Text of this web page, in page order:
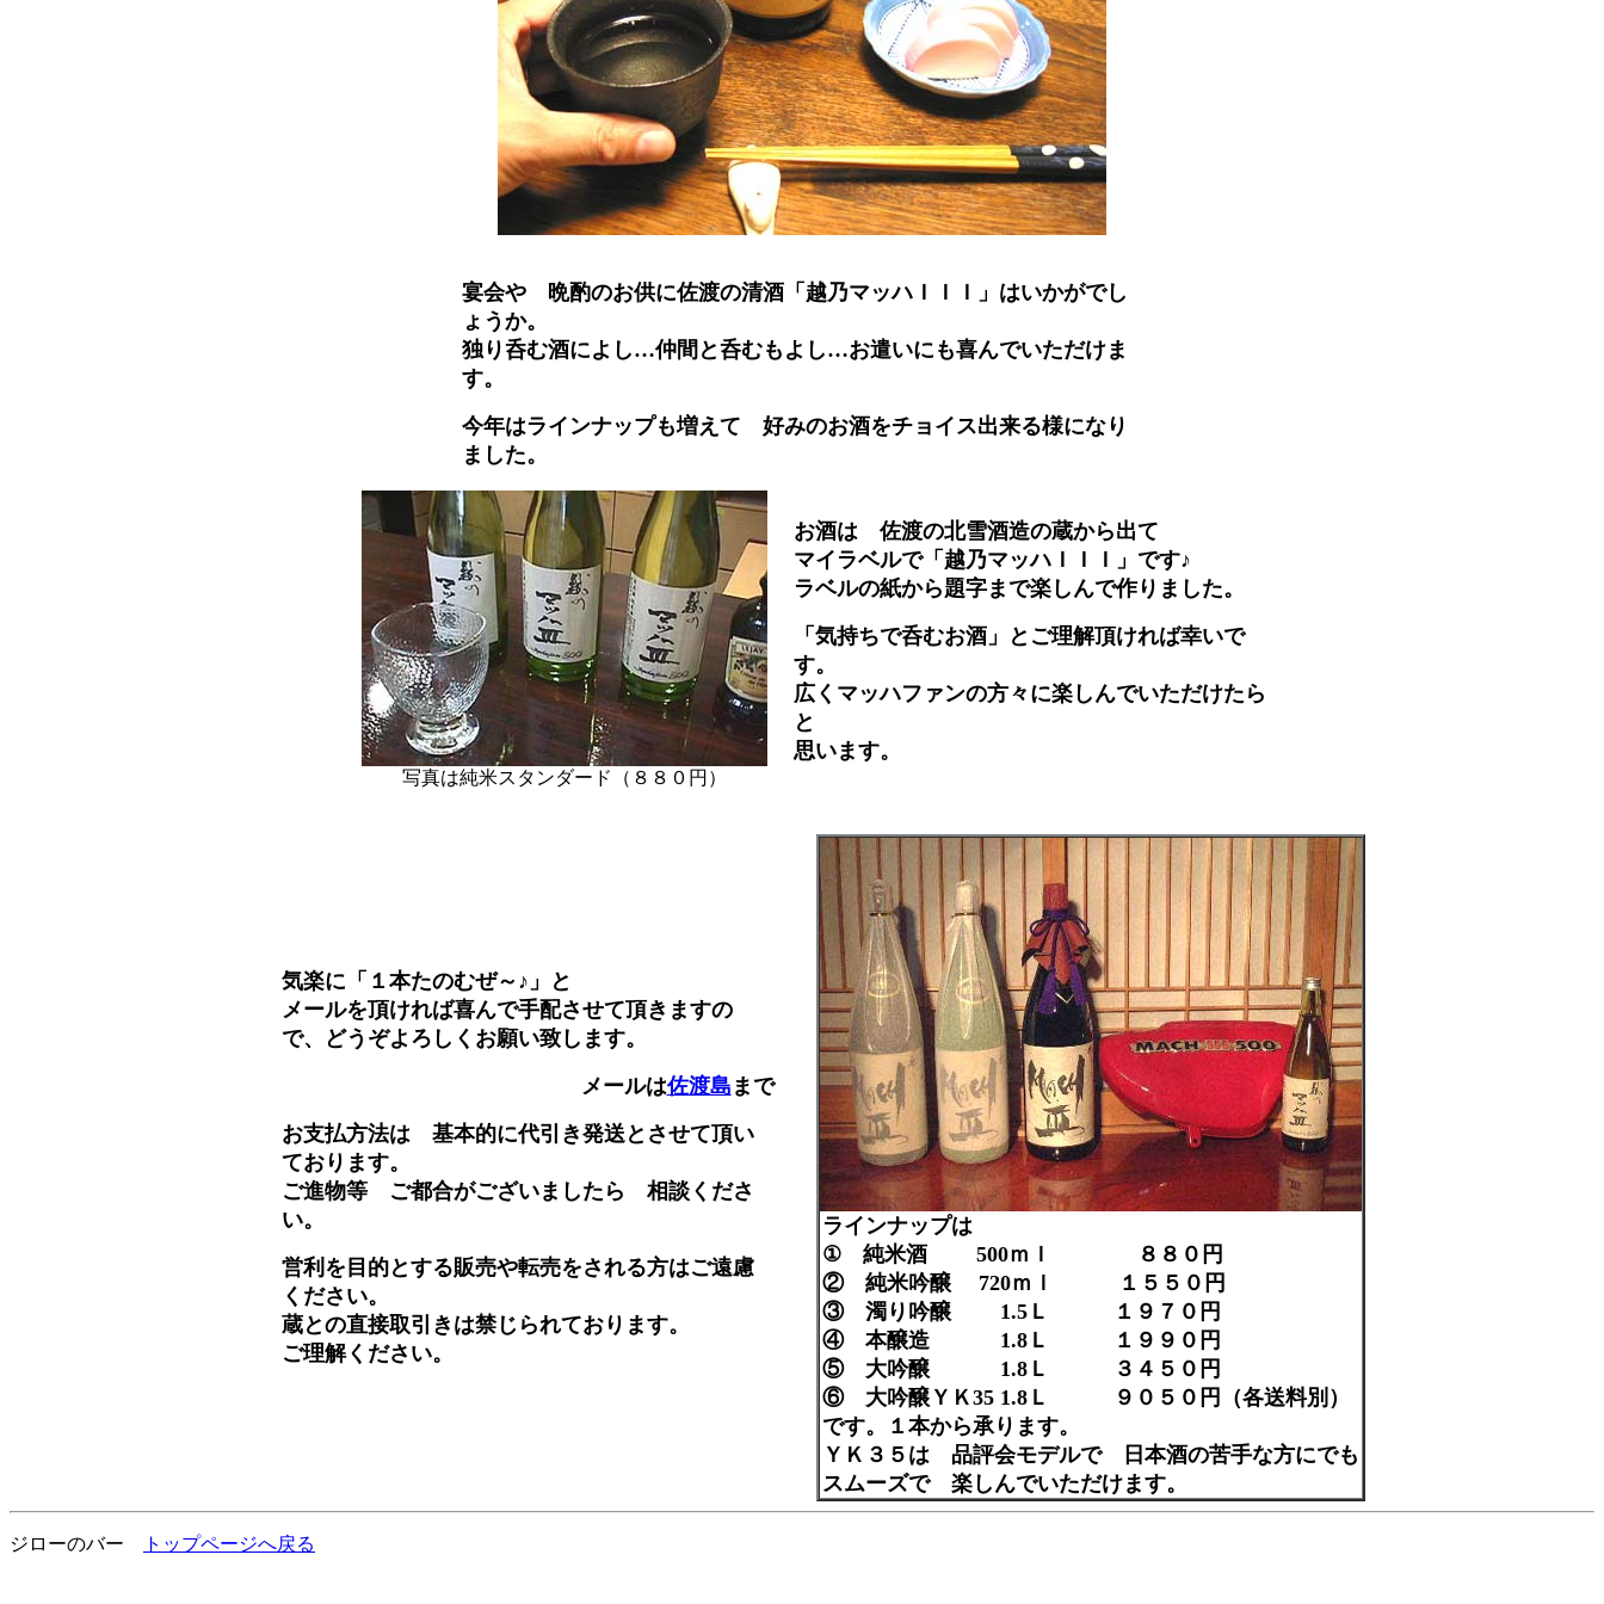
宴会や 晩酌のお供に佐渡の清酒「越乃マッハＩＩＩ」はいかがでし
ょうか。
独り呑む酒によし…仲間と呑むもよし…お遣いにも喜んでいただけま
す。
今年はラインナップも増えて 好みのお酒をチョイス出来る様になり
ました。
写真は純米スタンダード（８８０円）
お酒は 佐渡の北雪酒造の蔵から出て
マイラベルで「越乃マッハＩＩＩ」です♪
ラベルの紙から題字まで楽しんで作りました。
「気持ちで呑むお酒」とご理解頂ければ幸いで
す。
広くマッハファンの方々に楽しんでいただけたら
と
思います。
気楽に「１本たのむぜ～♪」と
メールを頂ければ喜んで手配させて頂きますの
で、どうぞよろしくお願い致します。
メールは佐渡島 まで
お支払方法は 基本的に代引き発送とさせて頂い
ております。
ご進物等 ご都合がございましたら 相談くださ
い。
営利を目的とする販売や転売をされる方はご遠慮
ください。
蔵との直接取引きは禁じられております。
ご理解ください。
ラインナップは
① 純米酒 500ｍｌ ８８０円
② 純米吟醸 720ｍｌ １５５０円
③ 濁り吟醸 1.5Ｌ １９７０円
④ 本醸造 1.8Ｌ １９９０円
⑤ 大吟醸 1.8Ｌ ３４５０円
⑥ 大吟醸ＹＫ35 1.8Ｌ ９０５０円（各送料別）
です。１本から承ります。
ＹＫ３５は 品評会モデルで 日本酒の苦手な方にでも
スムーズで 楽しんでいただけます。
ジローのバー トップページへ戻る